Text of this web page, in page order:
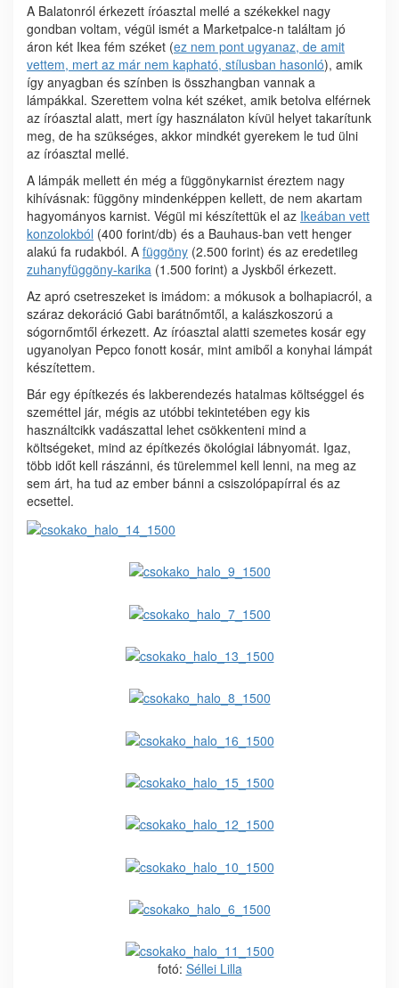
A Balatonról érkezett íróasztal mellé a székekkel nagy
gondban voltam, végül ismét a Marketpalce-n találtam jó
áron két Ikea fém széket (ez nem pont ugyanaz, de amit
vettem, mert az már nem kapható, stílusban hasonló), amik
így anyagban és színben is összhangban vannak a
lámpákkal. Szerettem volna két széket, amik betolva elférnek
az íróasztal alatt, mert így használaton kívül helyet takarítunk
meg, de ha szükséges, akkor mindkét gyerekem le tud ülni
az íróasztal mellé.
A lámpák mellett én még a függönykarnist éreztem nagy
kihívásnak: függöny mindenképpen kellett, de nem akartam
hagyományos karnist. Végül mi készítettük el az Ikeában vett
konzolokból (400 forint/db) és a Bauhaus-ban vett henger
alakú fa rudakból. A függöny (2.500 forint) és az eredetileg
zuhanyfüggöny-karika (1.500 forint) a Jyskből érkezett.
Az apró csetreszeket is imádom: a mókusok a bolhapiacról, a
száraz dekoráció Gabi barátnőmtől, a kalászkoszorú a
sógornőmtől érkezett. Az íróasztal alatti szemetes kosár egy
ugyanolyan Pepco fonott kosár, mint amiből a konyhai lámpát
készítettem.
Bár egy építkezés és lakberendezés hatalmas költséggel és
szeméttel jár, mégis az utóbbi tekintetében egy kis
használtcikk vadászattal lehet csökkenteni mind a
költségeket, mind az építkezés ökológiai lábnyomát. Igaz,
több időt kell rászánni, és türelemmel kell lenni, na meg az
sem árt, ha tud az ember bánni a csiszolópapírral és az
ecsettel.
fotó: Séllei Lilla